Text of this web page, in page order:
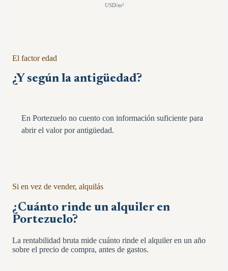
USD/m²
El factor edad
¿Y según la antigüedad?
En Portezuelo no cuento con información suficiente para
abrir el valor por antigüedad.
Si en vez de vender, alquilás
¿Cuánto rinde un alquiler en
Portezuelo?
La rentabilidad bruta mide cuánto rinde el alquiler en un año
sobre el precio de compra, antes de gastos.